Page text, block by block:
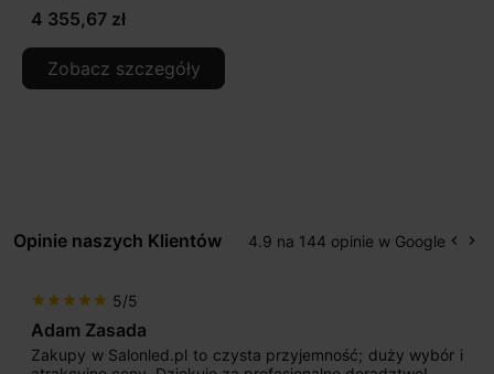
4 355,67 zł
Zobacz szczegóły
Opinie naszych Klientów 4.9 na 144 opinie w Google keyboard_arrow_left keyboard_arrow_right
starstarstarstarstar 5/5
Adam Zasada
Zakupy w Salonled.pl to czysta przyjemność; duży wybór i